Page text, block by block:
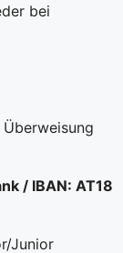
bei
/ IBAN: AT18
Junior